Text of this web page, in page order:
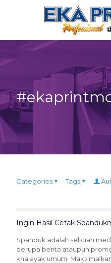
Categories Tags
Ingin Hasil Cetak
Spanduk adalah sebuah
berupa berita ataupun
khalayak umum.